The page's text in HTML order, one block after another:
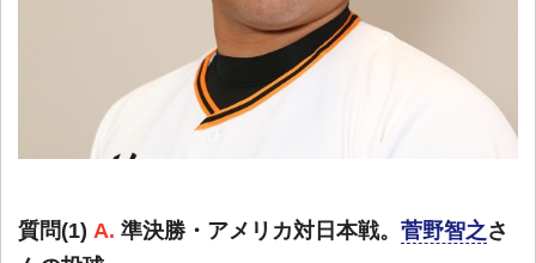
質問(1) A. 準決勝・アメリカ対日本戦。 菅野智之さ